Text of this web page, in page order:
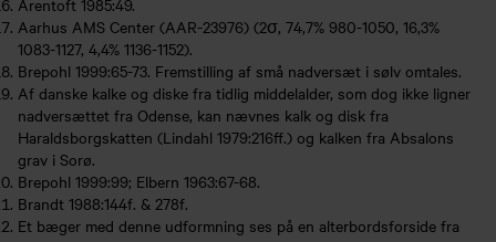
Arentoft 1985:49.
Aarhus AMS Center (AAR-23976) (2σ, 74,7% 980-1050, 16,3%
1083-1127, 4,4% 1136-1152).
Brepohl 1999:65-73. Fremstilling af små nadversæt i sølv omtales.
Af danske kalke og diske fra tidlig middelalder, som dog ikke ligner
nadversættet fra Odense, kan nævnes kalk og disk fra
Haraldsborgskatten (Lindahl 1979:216ff.) og kalken fra Absalons
grav i Sorø.
Brepohl 1999:99; Elbern 1963:67-68.
Brandt 1988:144f. & 278f.
Et bæger med denne udformning ses på en alterbordsforside fra